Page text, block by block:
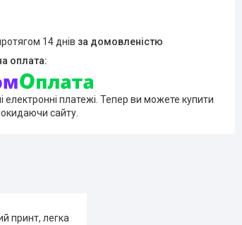
14 днів за домовленістю
електронні платежі. Тепер ви можете купити
сайту.
принт, легка